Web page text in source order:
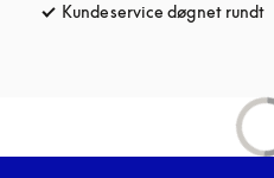
Kundeservice døgnet rundt